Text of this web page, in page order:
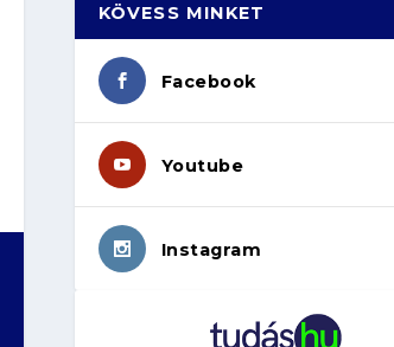
KÖVESS MINKET
Facebook
Youtube
Instagram